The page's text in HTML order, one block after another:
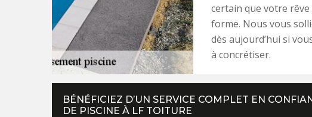
certain que votre
forme. Nous vous
dès aujourd’hui si
à concrétiser.
BÉNÉFICIEZ D’UN SERVICE COMPLET EN
DE PISCINE À LF TOITURE